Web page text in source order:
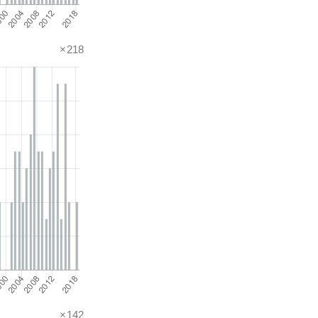
×218
×142